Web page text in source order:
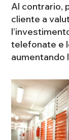
Al contrario,
cliente a
telefonate e
aumentando